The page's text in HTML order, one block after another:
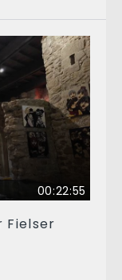
00:22:55
Fielser